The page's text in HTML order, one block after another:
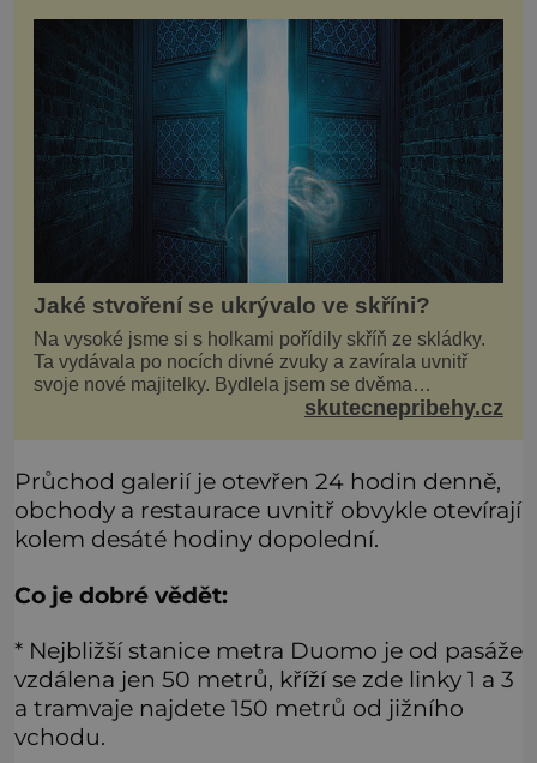
Jaké stvoření se ukrývalo ve skříni?
Na vysoké jsme si s holkami pořídily skříň ze skládky.
Ta vydávala po nocích divné zvuky a zavírala uvnitř
svoje nové majitelky. Bydlela jsem se dvěma
kamarádkami a bavilo nás zvelebovat si náš byt. Skoro
skutecnepribehy.cz
Průchod galerií je otevřen 24 hodin denně,
obchody a restaurace uvnitř obvykle otevírají
kolem desáté hodiny dopolední.
Co je dobré vědět:
* Nejbližší stanice metra Duomo je od pasáže
vzdálena jen 50 metrů, kříží se zde linky 1 a 3
a tramvaje najdete 150 metrů od jižního
vchodu.